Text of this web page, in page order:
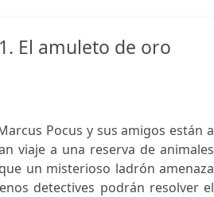
El amuleto de oro
Pocus y sus amigos están a
viaje a una reserva de animales
un misterioso ladrón amenaza
detectives podrán resolver el